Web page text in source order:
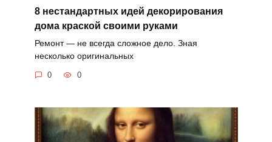
8 нестандартных идей декорирования
дома краской своими руками
Ремонт — не всегда сложное дело. Зная
несколько оригинальных
0 0